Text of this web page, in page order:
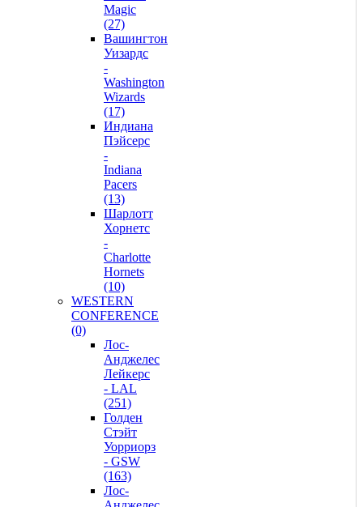
Magic
(27)
Вашингтон
Уизардс
-
Washington
Wizards
(17)
Индиана
Пэйсерс
-
Indiana
Pacers
(13)
Шарлотт
Хорнетс
-
Charlotte
Hornets
(10)
WESTERN
CONFERENCE
(0)
Лос-
Анджелес
Лейкерс
- LAL
(251)
Голден
Стэйт
Уорриорз
- GSW
(163)
Лос-